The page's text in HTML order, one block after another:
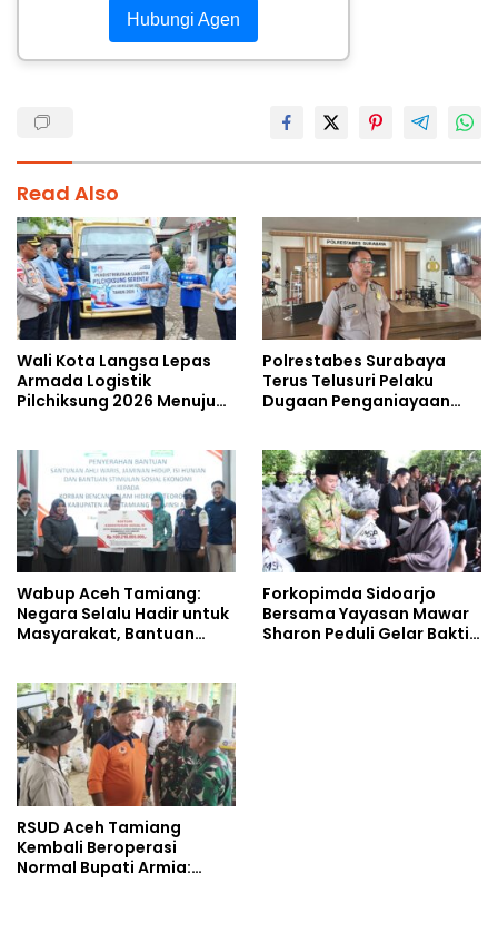
Hubungi Agen
Read Also
Wali Kota Langsa Lepas
Armada Logistik
Pilchiksung 2026 Menuju
Polrestabes Surabaya
Terus Telusuri Pelaku
Dugaan Penganiayaan
Wabup Aceh Tamiang:
Negara Selalu Hadir untuk
Masyarakat, Bantuan
Forkopimda Sidoarjo
Bersama Yayasan Mawar
Sharon Peduli Gelar Bakti
RSUD Aceh Tamiang
Kembali Beroperasi
Normal Bupati Armia: